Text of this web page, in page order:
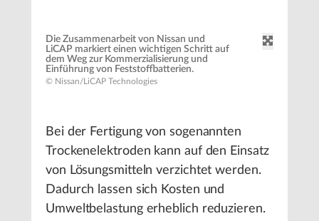
Die Zusammenarbeit von Nissan und
LiCAP markiert einen wichtigen Schritt auf
dem Weg zur Kommerzialisierung und
Einführung von Feststoffbatterien.
© Nissan/LiCAP Technologies
Bei der Fertigung von sogenannten
Trockenelektroden kann auf den Einsatz
von Lösungsmitteln verzichtet werden.
Dadurch lassen sich Kosten und
Umweltbelastung erheblich reduzieren.